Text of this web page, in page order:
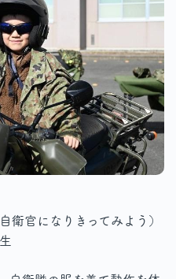
官になりきってみよう）
生